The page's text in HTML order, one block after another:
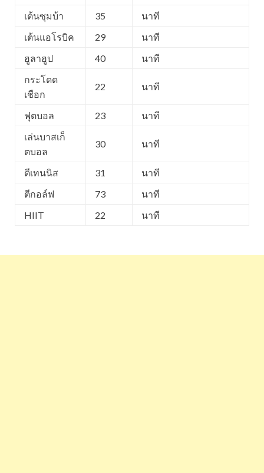
เต้นซุมบ้า
35
นาที
เต้นแอโรบิค
29
นาที
ฮูลาฮูป
40
นาที
กระโดด
เชือก
22 นาที
ฟุตบอล 23
นาที
เล่นบาสเก็
ตบอล
30 นาที
ตีเทนนิส 31
นาที
ตีกอล์ฟ
73
นาที
HIIT
22 นาที